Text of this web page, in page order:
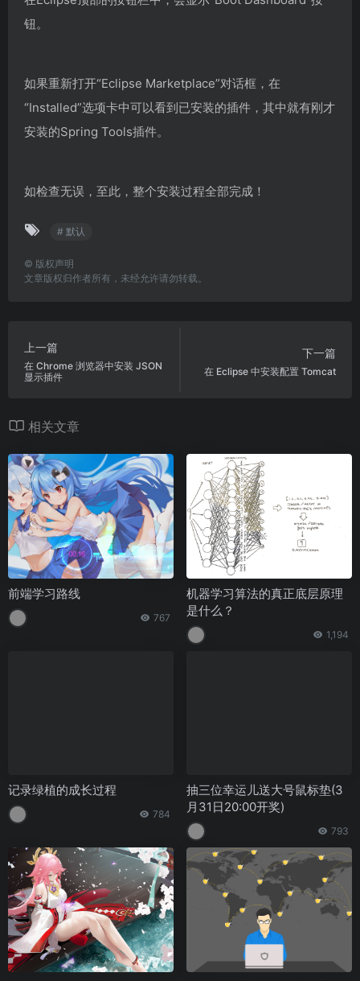
钮。
如果重新打开“Eclipse Marketplace”对话框，在
“Installed”选项卡中可以看到已安装的插件，其中就有刚才
安装的Spring Tools插件。
如检查无误，至此，整个安装过程全部完成！
# 默认
© 版权声明
文章版权归作者所有，未经允许请勿转载。
上一篇
在 Chrome 浏览器中安装 JSON
显示插件
下一篇
在 Eclipse 中安装配置 Tomcat
相关文章
前端学习路线
767
机器学习算法的真正底层原理
是什么？
1,194
记录绿植的成长过程
784
抽三位幸运儿送大号鼠标垫(3
月31日20:00开奖)
793